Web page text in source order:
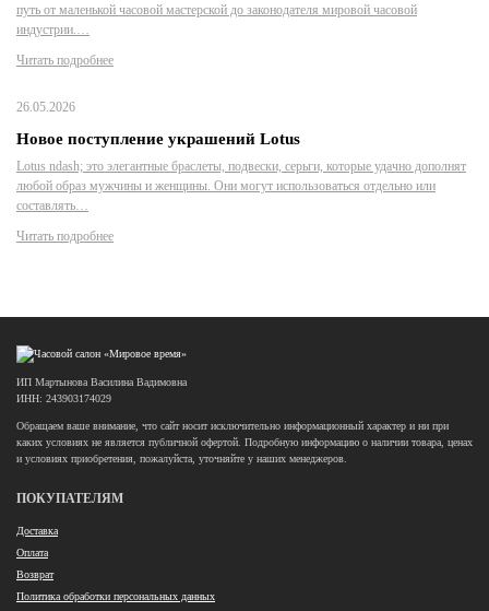
путь от маленькой часовой мастерской до законодателя мировой часовой
индустрии.…
Читать подробнее
26.05.2026
Новое поступление украшений Lotus
Lotus ndash; это элегантные браслеты, подвески, серьги, которые удачно дополнят
любой образ мужчины и женщины. Они могут использоваться отдельно или
составлять…
Читать подробнее
ИП Мартынова Василина Вадимовна
ИНН: 243903174029
Обращаем ваше внимание, что сайт носит исключительно информационный характер и ни при
каких условиях не является публичной офертой. Подробную информацию о наличии товара, ценах
и условиях приобретения, пожалуйста, уточняйте у наших менеджеров.
ПОКУПАТЕЛЯМ
Доставка
Оплата
Возврат
Политика обработки персональных данных